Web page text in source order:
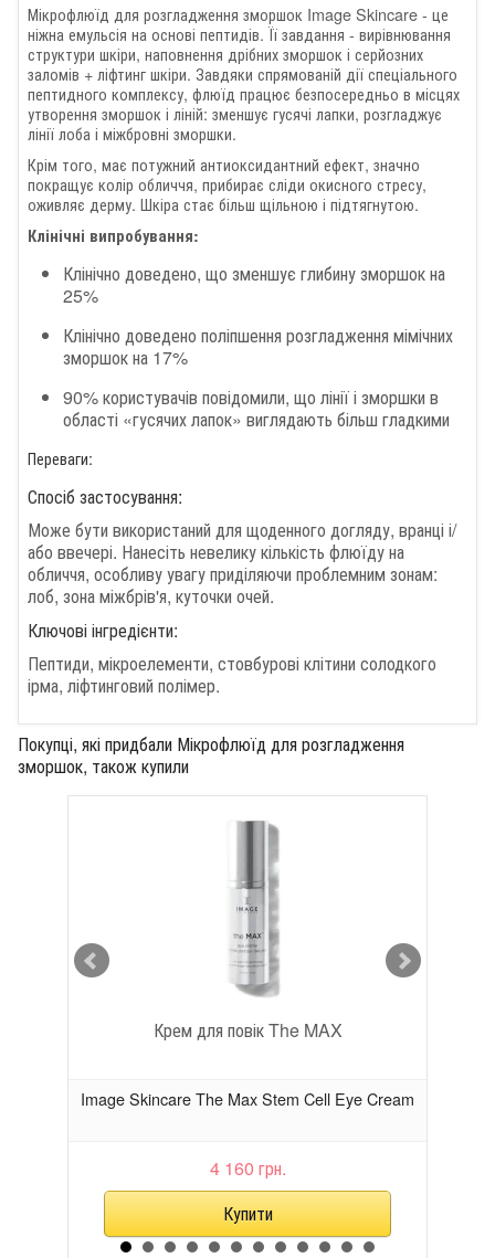
Мікрофлюїд для розгладження зморшок Image Skincare - це
ніжна емульсія на основі пептидів. Її завдання - вирівнювання
структури шкіри, наповнення дрібних зморшок і серйозних
заломів + ліфтинг шкіри. Завдяки спрямованій дії спеціального
пептидного комплексу, флюїд працює безпосередньо в місцях
утворення зморшок і ліній: зменшує гусячі лапки, розгладжує
лінії лоба і міжбровні зморшки.
Крім того, має потужний антиоксидантний ефект, значно
покращує колір обличчя, прибирає сліди окисного стресу,
оживляє дерму. Шкіра стає більш щільною і підтягнутою.
Клінічні випробування:
Клінічно доведено, що зменшує глибину зморшок на
25%
Клінічно доведено поліпшення розгладження мімічних
зморшок на 17%
90% користувачів повідомили, що лінії і зморшки в
області «гусячих лапок» виглядають більш гладкими
Переваги:
Спосіб застосування:
Може бути використаний для щоденного догляду, вранці і/
або ввечері. Нанесіть невелику кількість флюїду на
обличчя, особливу увагу приділяючи проблемним зонам:
лоб, зона міжбрів'я, куточки очей.
Ключові інгредієнти:
Пептиди, мікроелементи, стовбурові клітини солодкого
ірма, ліфтинговий полімер.
Покупці, які придбали Мікрофлюїд для розгладження
зморшок, також купили
Крем для повік The MAX
Image Skincare The Max Stem Cell Eye Cream
4 160 грн.